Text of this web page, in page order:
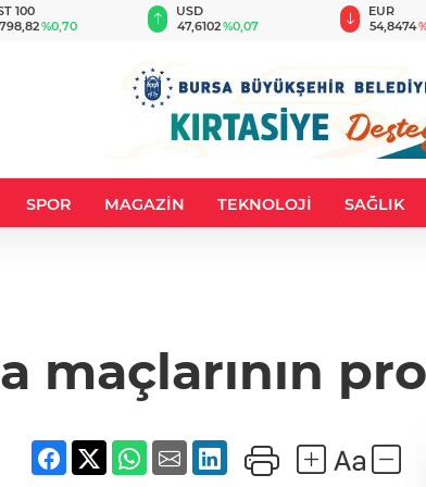
100
%0,70
USD
47,6102%0,07
EUR
54,8474
SPOR MAGAZİN TEKNOLOJİ SAĞLIK